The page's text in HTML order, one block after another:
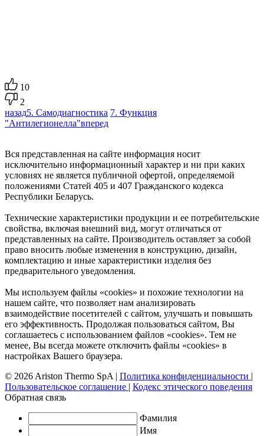
10
2
назад5. Самодиагностика 7. Функция
"Антилегионелла"вперед
Вся представленная на сайте информация носит
исключительно информационный характер и ни при каких
условиях не является публичной офертой, определяемой
положениями Статей 405 и 407 Гражданского кодекса
Республики Беларусь.
Технические характеристики продукции и ее потребительские
свойства, включая внешний вид, могут отличаться от
представленных на сайте. Производитель оставляет за собой
право вносить любые изменения в конструкцию, дизайн,
комплектацию и иные характеристики изделия без
предварительного уведомления.
Мы используем файлы «cookies» и похожие технологии на
нашем сайте, что позволяет нам анализировать
взаимодействие посетителей с сайтом, улучшать и повышать
его эффективность. Продолжая пользоваться сайтом, Вы
соглашаетесь с использованием файлов «cookies». Тем не
менее, Вы всегда можете отключить файлы «cookies» в
настройках Вашего браузера.
© 2026 Ariston Thermo SpA | Политика конфиденциальности |
Пользовательское соглашение | Кодекс этического поведения
Обратная связь
Фамилия
Имя